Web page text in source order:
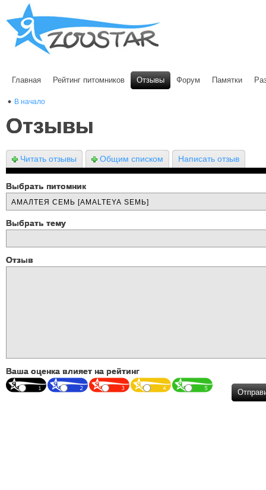
Главная Рейтинг питомников Отзывы Форум Памятки
В начало
Отзывы
Читать отзывы Общим списком Написать отзыв
Выбрать питомник
Выбрать тему
Отзыв
Ваша оценка влияет на рейтинг